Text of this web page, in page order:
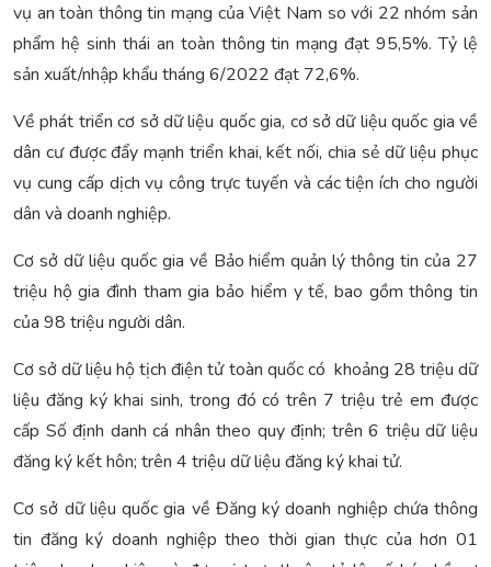
vụ an toàn thông tin mạng của Việt Nam so với 22 nhóm sản
phẩm hệ sinh thái an toàn thông tin mạng đạt 95,5%. Tỷ lệ
sản xuất/nhập khẩu tháng 6/2022 đạt 72,6%.
Về phát triển cơ sở dữ liệu quốc gia, cơ sở dữ liệu quốc gia về
dân cư được đẩy mạnh triển khai, kết nối, chia sẻ dữ liệu phục
vụ cung cấp dịch vụ công trực tuyến và các tiện ích cho người
dân và doanh nghiệp.
Cơ sở dữ liệu quốc gia về Bảo hiểm quản lý thông tin của 27
triệu hộ gia đình tham gia bảo hiểm y tế, bao gồm thông tin
của 98 triệu người dân.
Cơ sở dữ liệu hộ tịch điện tử toàn quốc có khoảng 28 triệu dữ
liệu đăng ký khai sinh, trong đó có trên 7 triệu trẻ em được
cấp Số định danh cá nhân theo quy định; trên 6 triệu dữ liệu
đăng ký kết hôn; trên 4 triệu dữ liệu đăng ký khai tử.
Cơ sở dữ liệu quốc gia về Đăng ký doanh nghiệp chứa thông
tin đăng ký doanh nghiệp theo thời gian thực của hơn 01